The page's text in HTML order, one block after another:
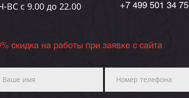
ВC c 9.00 до 22.00 +7 499 501 34 75
скидка на работы при заявке с сайта